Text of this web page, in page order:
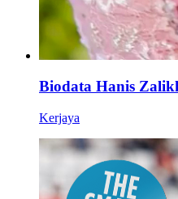
Biodata Hanis
Kerjaya